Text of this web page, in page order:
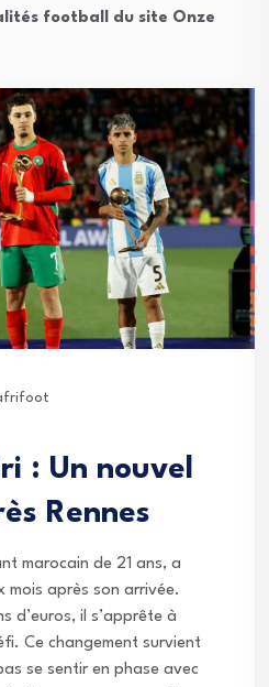
football du site Onze
: Un nouvel
Rennes
marocain de 21 ans, a
mois après son arrivée.
d’euros, il s’apprête à
Ce changement survient
se sentir en phase avec